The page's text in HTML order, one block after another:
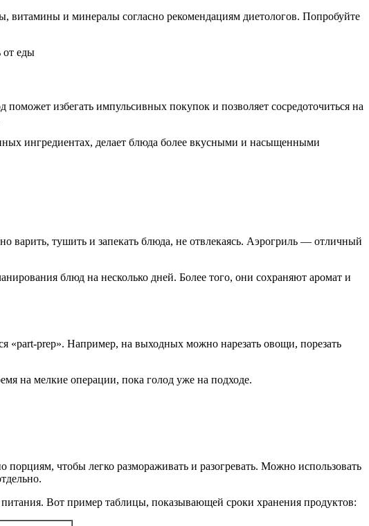
витамины и минералы согласно рекомендациям диетологов. Попробуйте
избегать импульсивных покупок и позволяет сосредоточиться на
ингредиентах, делает блюда более вкусными и насыщенными
варить, тушить и запекать блюда, не отвлекаясь. Аэрогриль — отличный
блюд на несколько дней. Более того, они сохраняют аромат и
«part-prep». Например, на выходных можно нарезать овощи, порезать
на мелкие операции, пока голод уже на подходе.
чтобы легко размораживать и разогревать. Можно использовать
Вот пример таблицы, показывающей сроки хранения продуктов: